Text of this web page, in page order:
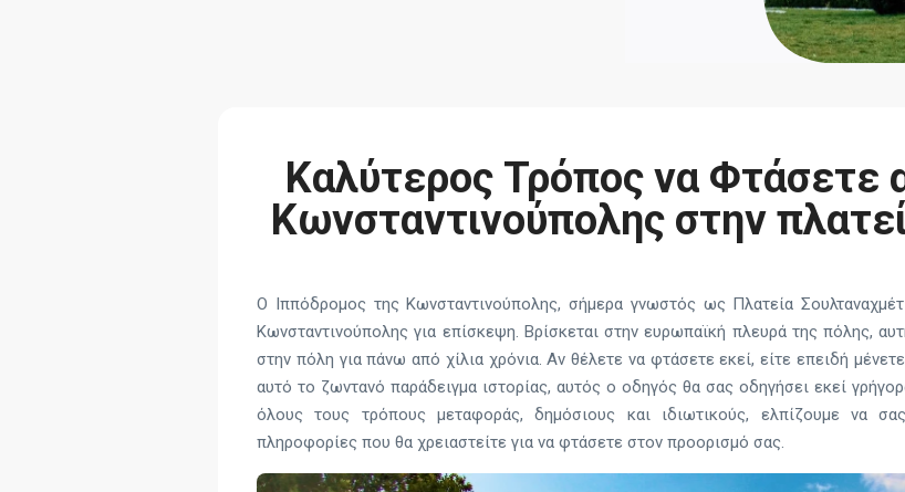
Καλύτερος Τρόπος να Φτάσετε
Κωνσταντινούπολης στην
Ο Ιππόδρομος της Κωνσταντινούπολης, σήμερα γνωστός ως Πλατεία
Κωνσταντινούπολης για επίσκεψη. Βρίσκεται στην ευρωπαϊκή πλευρά της πόλης,
στην πόλη για πάνω από χίλια χρόνια. Αν θέλετε να φτάσετε εκεί, είτε επειδή
αυτό το ζωντανό παράδειγμα ιστορίας, αυτός ο οδηγός θα σας οδηγήσει εκεί
όλους τους τρόπους μεταφοράς, δημόσιους και ιδιωτικούς, ελπίζουμε να
πληροφορίες που θα χρειαστείτε για να φτάσετε στον προορισμό σας.